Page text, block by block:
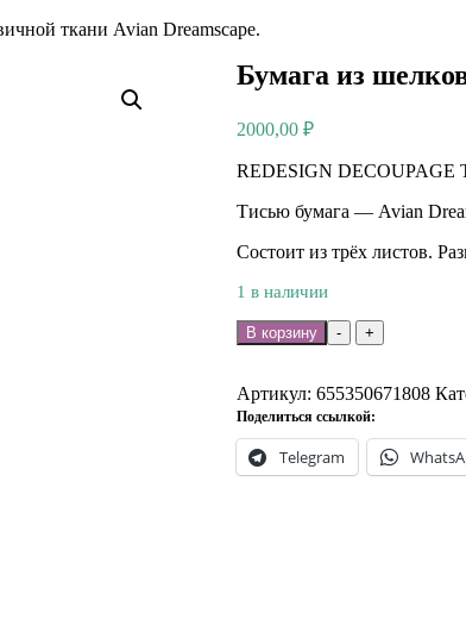
ткани Avian Dreamscape.
Бумага из
2000,00 ₽
REDESIGN DECOUPAGE
Тисью бумага — Avian
Состоит из трёх листов.
1 в наличии
-
Количество
товара
из
шелковичной
ткани
Avian
Dreamscape.
+
В корзину
Артикул: 655350671808
Поделиться ссылкой:
Telegram